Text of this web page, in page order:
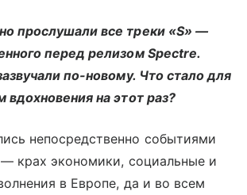
прослушали все треки «S» —
перед релизом Spectre.
по-новому. Что стало для
вдохновения на этот раз?
непосредственно событиями
крах экономики, социальные и
в Европе, да и во всем